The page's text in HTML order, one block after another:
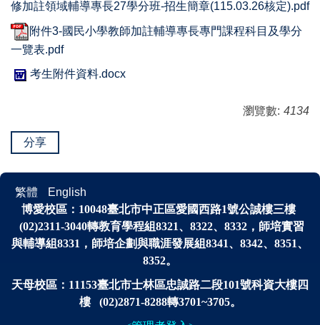
修加註領域輔導專長27學分班-招生簡章(115.03.26核定).pdf
附件3-國民小學教師加註輔導專長專門課程科目及學分
一覽表.pdf
考生附件資料.docx
瀏覽數: 4134
分享
繁體
English
博愛校區： 10048臺北市中正區愛國西路1號公誠樓三樓
(02)2311-3040轉教育學程組8321、8322、8332，師培實習
與輔導組8331，師培企劃與職涯發展組8341、 8342、8351、
8352。
天母校區：11153臺北市士林區忠誠路二段101號科資大樓四
樓 (02)2871-8288轉3701~3705。